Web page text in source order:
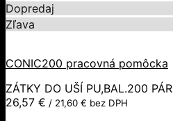
Dopredaj
Zľava
CONIC200 pracovná pomôcka
ZÁTKY DO UŠÍ PU,BAL.200 PÁR
26,57 € / 21,60 € bez DPH